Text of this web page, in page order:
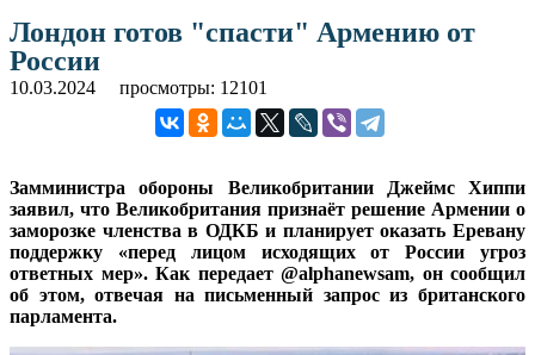
Лондон готов "спасти" Армению от
России
10.03.2024 просмотры: 12101
Замминистра обороны Великобритании Джеймс Хиппи
заявил, что Великобритания признаёт решение Армении о
заморозке членства в ОДКБ и планирует оказать Еревану
поддержку «перед лицом исходящих от России угроз
ответных мер». Как передает @alphanewsam, он сообщил
об этом, отвечая на письменный запрос из британского
парламента.